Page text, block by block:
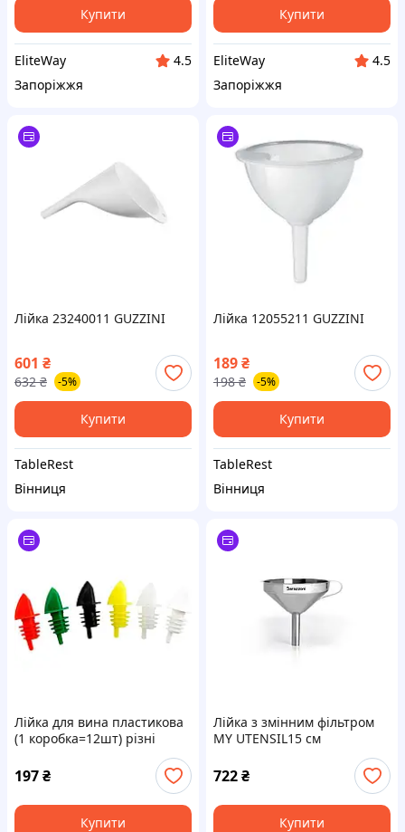
Купити
EliteWay
4.5
Запоріжжя
Купити
EliteWay
4.5
Запоріжжя
Лійка 23240011 GUZZINI
601 ₴
632 ₴ -5%
Купити
TableRest
Вінниця
Лійка 12055211 GUZZINI
189₴
198 ₴ -5%
Купити
TableRest
Вінниця
Лійка для вина пластикова
(1 коробка=12шт) різні
197₴
Купити
Лійка з змінним фільтром
MY UTENSIL15 см
722₴
Купити